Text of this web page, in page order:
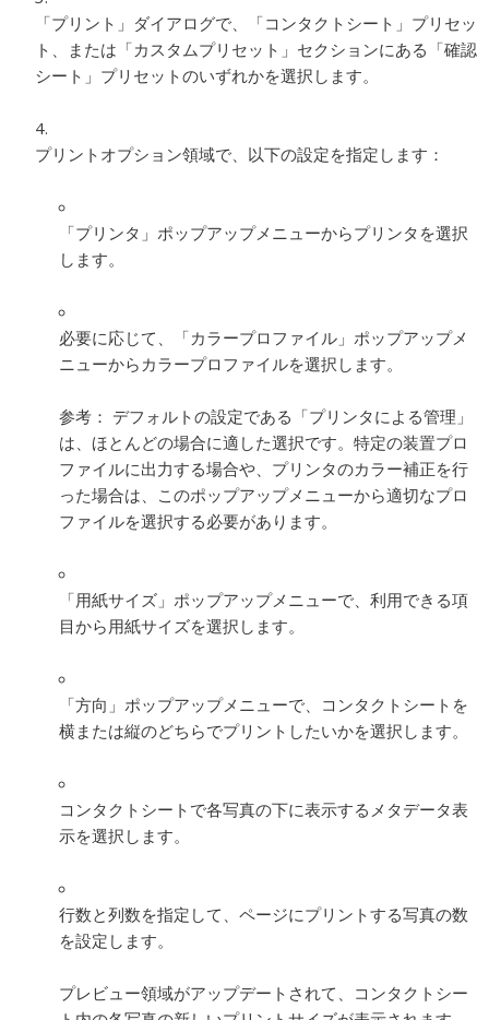
「プリント」ダイアログで、「コンタクトシート」プリセッ
ト、または「カスタムプリセット」セクションにある「確認
シート」プリセットのいずれかを選択します。
プリントオプション領域で、以下の設定を指定します：
「プリンタ」ポップアップメニューからプリンタを選択
します。
必要に応じて、「カラープロファイル」ポップアップメ
ニューからカラープロファイルを選択します。
参考： デフォルトの設定である「プリンタによる管理」
は、ほとんどの場合に適した選択です。特定の装置プロ
ファイルに出力する場合や、プリンタのカラー補正を行
った場合は、このポップアップメニューから適切なプロ
ファイルを選択する必要があります。
「用紙サイズ」ポップアップメニューで、利用できる項
目から用紙サイズを選択します。
「方向」ポップアップメニューで、コンタクトシートを
横または縦のどちらでプリントしたいかを選択します。
コンタクトシートで各写真の下に表示するメタデータ表
示を選択します。
行数と列数を指定して、ページにプリントする写真の数
を設定します。
プレビュー領域がアップデートされて、コンタクトシー